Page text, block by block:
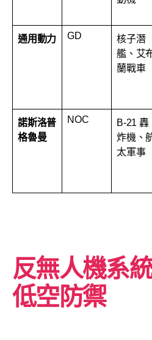
通用動力 GD
核子潛
艦、艾
蘭戰車
諾斯洛普
格魯曼
NOC
B-21 轟
炸機、
太軍事
反無人機系
低空防禦